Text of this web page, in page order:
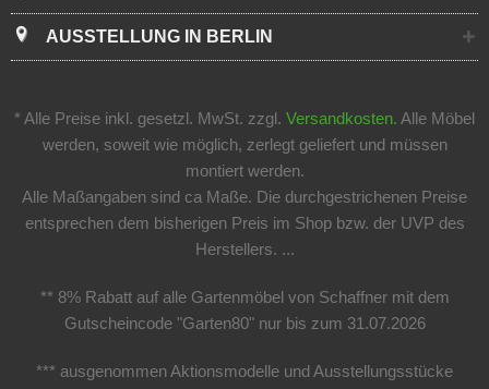
AUSSTELLUNG IN BERLIN
* Alle Preise inkl. gesetzl. MwSt. zzgl. Versandkosten. Alle Möbel
werden, soweit wie möglich, zerlegt geliefert und müssen
montiert werden.
Alle Maßangaben sind ca Maße. Die durchgestrichenen Preise
entsprechen dem bisherigen Preis im Shop bzw. der UVP des
Herstellers. ...
** 8% Rabatt auf alle Gartenmöbel von Schaffner mit dem
Gutscheincode "Garten80" nur bis zum 31.07.2026
*** ausgenommen Aktionsmodelle und Ausstellungsstücke